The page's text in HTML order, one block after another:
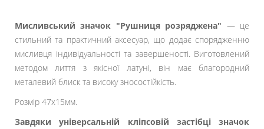
Мисливський значок "Рушниця розряджена" — це
стильний та практичний аксесуар, що додає спорядженню
мисливця індивідуальності та завершеності. Виготовлений
методом лиття з якісної латуні, він має благородний
металевий блиск та високу зносостійкість.
Розмір 47х15мм.
Завдяки універсальній кліпсовій застібці значок